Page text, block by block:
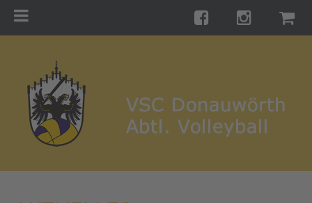
Training
Turniere